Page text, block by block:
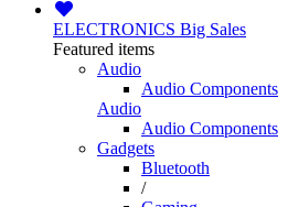
ELECTRONICS Big Sales
Featured items
Audio
Audio Components
Audio
Audio Components
Gadgets
Bluetooth
/